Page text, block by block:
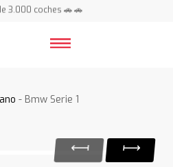
3.000 coches 🚗 🚗
- Bmw Serie 1